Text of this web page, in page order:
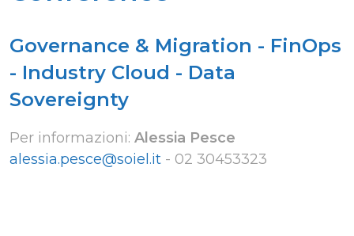
Governance & Migration - FinOps
- Industry Cloud - Data
Sovereignty
Per informazioni: Alessia Pesce
alessia.pesce@soiel.it - 02 30453323